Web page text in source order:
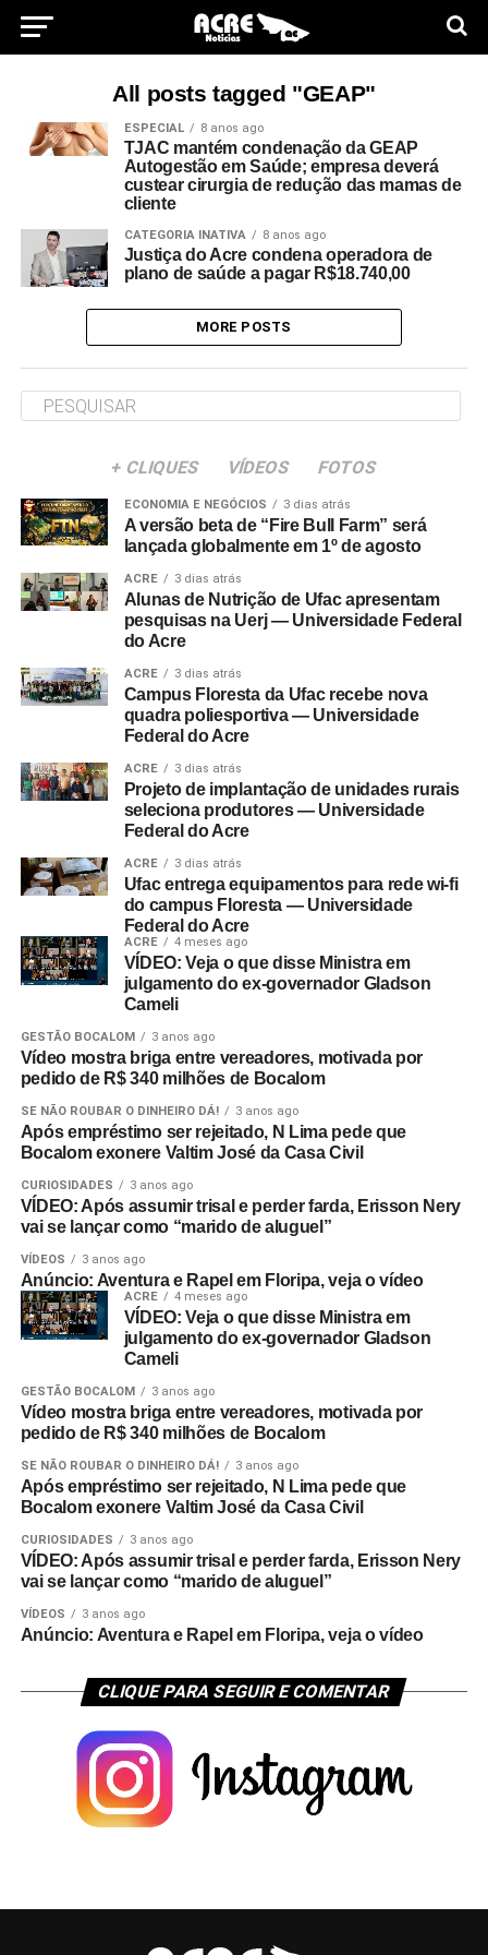
All posts tagged "GEAP"
ESPECIAL 8 anos ago
TJAC mantém condenação da GEAP
Autogestão em Saúde; empresa deverá
custear cirurgia de redução das mamas de
cliente
CATEGORIA INATIVA 8 anos ago
Justiça do Acre condena operadora de
plano de saúde a pagar R$18.740,00
MORE POSTS
+ CLIQUES VÍDEOS FOTOS
ECONOMIA E NEGÓCIOS 3 dias atrás
A versão beta de “Fire Bull Farm” será
lançada globalmente em 1º de agosto
ACRE 3 dias atrás
Alunas de Nutrição de Ufac apresentam
pesquisas na Uerj — Universidade Federal
do Acre
ACRE 3 dias atrás
Campus Floresta da Ufac recebe nova
quadra poliesportiva — Universidade
Federal do Acre
ACRE 3 dias atrás
Projeto de implantação de unidades rurais
seleciona produtores — Universidade
Federal do Acre
ACRE 3 dias atrás
Ufac entrega equipamentos para rede wi-fi
do campus Floresta — Universidade
Federal do Acre
ACRE 4 meses ago
VÍDEO: Veja o que disse Ministra em
julgamento do ex-governador Gladson
Cameli
GESTÃO BOCALOM 3 anos ago
Vídeo mostra briga entre vereadores, motivada por
pedido de R$ 340 milhões de Bocalom
SE NÃO ROUBAR O DINHEIRO DÁ! 3 anos ago
Após empréstimo ser rejeitado, N Lima pede que
Bocalom exonere Valtim José da Casa Civil
CURIOSIDADES 3 anos ago
VÍDEO: Após assumir trisal e perder farda, Erisson Nery
vai se lançar como “marido de aluguel”
VÍDEOS 3 anos ago
Anúncio: Aventura e Rapel em Floripa, veja o vídeo
ACRE 4 meses ago
VÍDEO: Veja o que disse Ministra em
julgamento do ex-governador Gladson
Cameli
GESTÃO BOCALOM 3 anos ago
Vídeo mostra briga entre vereadores, motivada por
pedido de R$ 340 milhões de Bocalom
SE NÃO ROUBAR O DINHEIRO DÁ! 3 anos ago
Após empréstimo ser rejeitado, N Lima pede que
Bocalom exonere Valtim José da Casa Civil
CURIOSIDADES 3 anos ago
VÍDEO: Após assumir trisal e perder farda, Erisson Nery
vai se lançar como “marido de aluguel”
VÍDEOS 3 anos ago
Anúncio: Aventura e Rapel em Floripa, veja o vídeo
CLIQUE PARA SEGUIR E COMENTAR